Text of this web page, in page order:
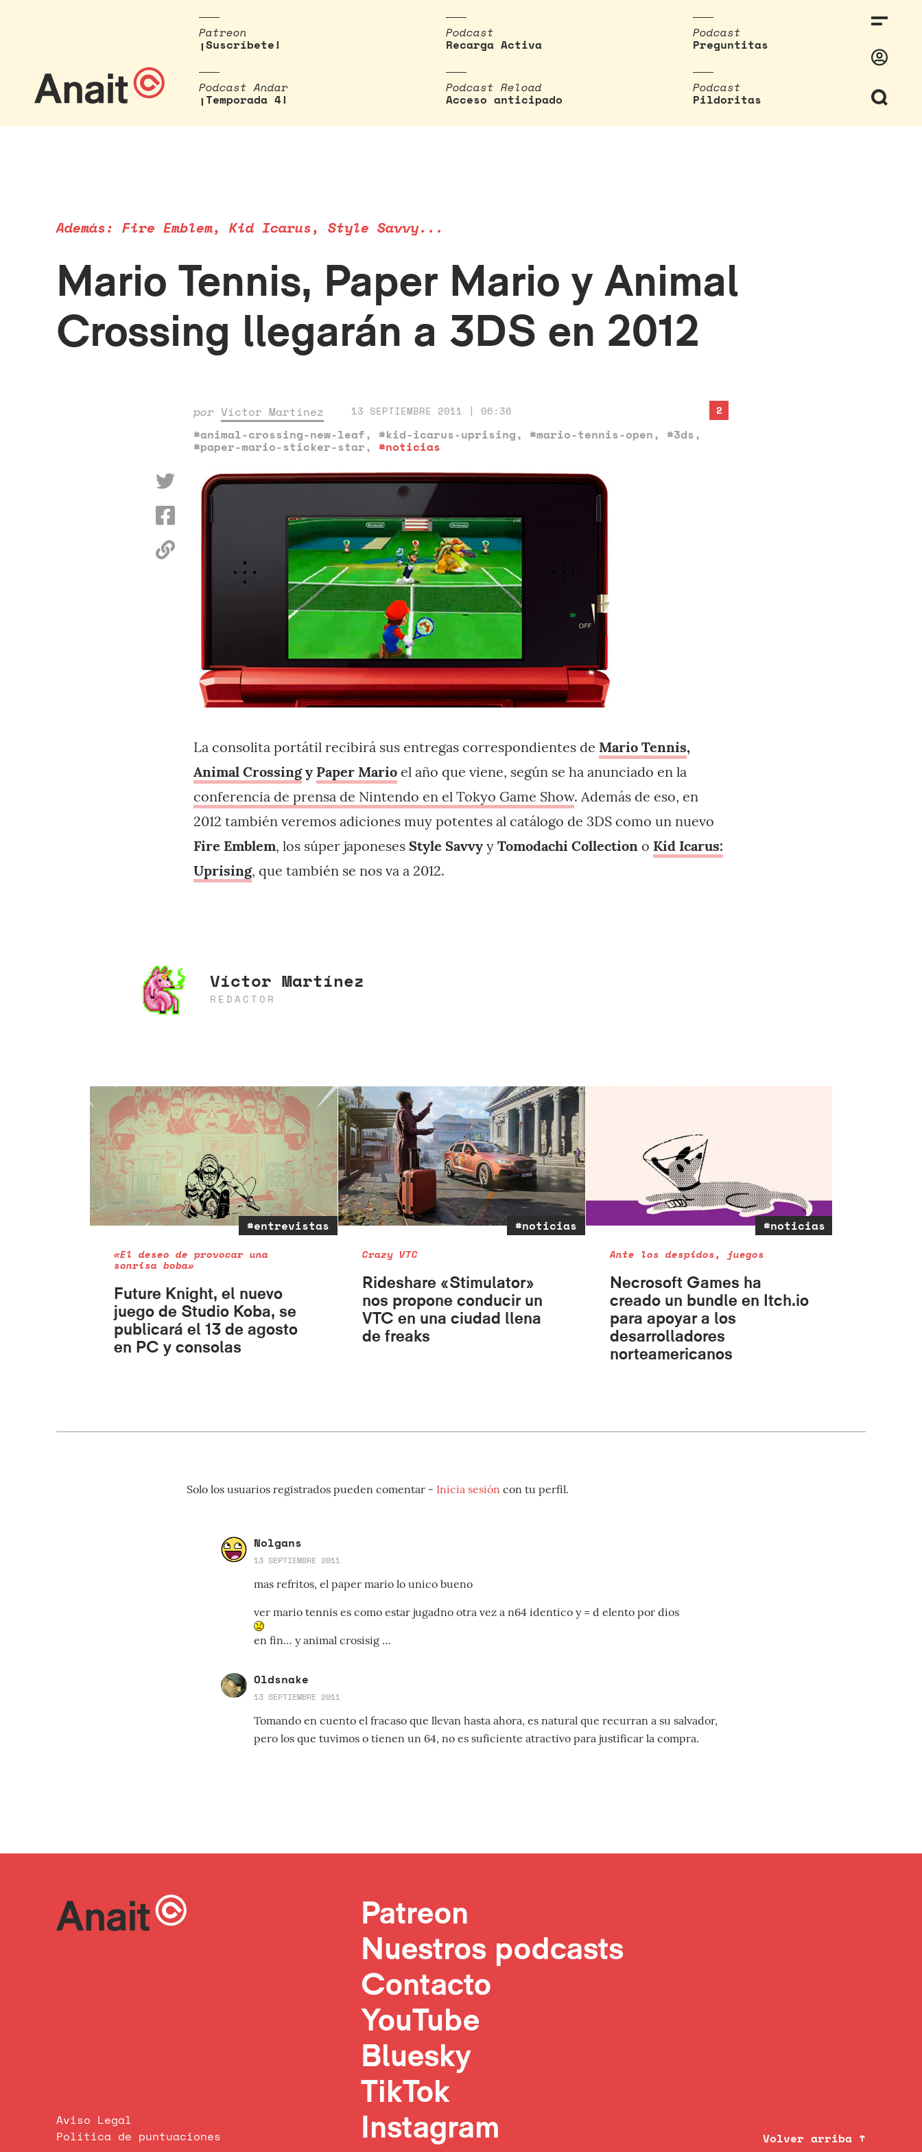
Patreon
¡Suscríbete!
Podcast
Recarga Activa
Podcast
Preguntitas
Podcast Andar
¡Temporada 4!
Podcast Reload
Acceso anticipado
Podcast
Pildoritas
Además: Fire Emblem, Kid Icarus, Style Savvy...
Mario Tennis, Paper Mario y Animal
Crossing llegarán a 3DS en 2012
por Víctor Martínez 13 SEPTIEMBRE 2011 | 06:36
#animal-crossing-new-leaf, #kid-icarus-uprising, #mario-tennis-open, #3ds,
#paper-mario-sticker-star, #noticias
2
La consolita portátil recibirá sus entregas correspondientes de Mario Tennis,
Animal Crossingy Paper Mario el año que viene, según se ha anunciado en la
conferencia de prensa de Nintendo en el Tokyo Game Show. Además de eso, en
2012 también veremos adiciones muy potentes al catálogo de 3DS como un nuevo
Fire Emblem, los súper japoneses Style Savvy y Tomodachi Collection o Kid Icarus:
Uprising, que también se nos va a 2012.
Víctor Martínez
REDACTOR
#entrevistas
«El deseo de provocar una
sonrisa boba»
Future Knight, el nuevo
juego de Studio Koba, se
publicará el 13 de agosto
en PC y consolas
#noticias
Crazy VTC
Rideshare «Stimulator»
nos propone conducir un
VTC en una ciudad llena
de freaks
#noticias
Ante los despidos, juegos
Necrosoft Games ha
creado un bundle en Itch.io
para apoyar a los
desarrolladores
norteamericanos
Solo los usuarios registrados pueden comentar - Inicia sesión con tu perfil.
Nolgans
13 SEPTIEMBRE 2011
mas refritos, el paper mario lo unico bueno
ver mario tennis es como estar jugadno otra vez a n64 identico y = d elento por dios
en fin… y animal crosisig …
Oldsnake
13 SEPTIEMBRE 2011
Tomando en cuento el fracaso que llevan hasta ahora, es natural que recurran a su salvador,
pero los que tuvimos o tienen un 64, no es suficiente atractivo para justificar la compra.
Aviso Legal
Política de puntuaciones
Patreon
Nuestros podcasts
Contacto
YouTube
Bluesky
TikTok
Instagram
Volver arriba ↑